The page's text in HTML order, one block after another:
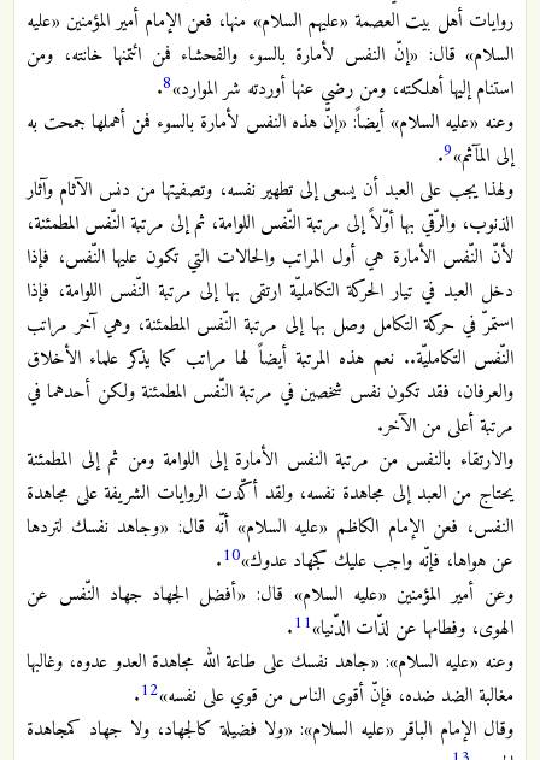
روايات أهل بيت العصمة «عليهم السلام» منها، فعن الإمام أمير المؤمنين «عليه
السلام» قال: «إنّ النفس لأمارة بالسوء والفحشاء فمن ائتمنها خانته، ومن
استنام إليها أهلكته، ومن رضي عنها أوردته شر الموارد»8
.
وعنه «عليه السلام» أيضاً: «إنّ هذه النفس لأمارة بالسوء فمن أهملها جمحت به
إلى المآثم»9
.
ولهذا يجب على العبد أن يسعى إلى تطهير نفسه، وتصفيتها من دنس الآثام وآثار
الذنوب، والرّقي بها أوّلاً إلى مرتبة النّفس اللوامة، ثم إلى مرتبة النّفس المطمئنة،
لأنّ النّفس الأمارة هي أول المراتب والحالات التي تكون عليها النّفس، فإذا
دخل العبد في تيار الحركة التكامليّة ارتقى بها إلى مرتبة النّفس اللوامة، فإذا
استمرّ في حركة التكامل وصل بها إلى مرتبة النّفس المطمئنة، وهي آخر مراتب
النّفس التكامليّة.. نعم هذه المرتبة أيضاً لها مراتب كما يذكر علماء الأخلاق
والعرفان، فقد تكون نفس شخصين في مرتبة النّفس المطمئنة ولكن أحدهما في
مرتبة أعلى من الآخر.
والارتقاء بالنفس من مرتبة النفس الأمارة إلى اللوامة ومن ثم إلى المطمئنة
يحتاج من العبد إلى مجاهدة نفسه، ولقد أكّدت الروايات الشريفة على مجاهدة
النفس، فعن الإمام الكاظم «عليه السلام» أنّه قال: «وجاهد نفسك لتردها
عن هواها، فإنّه واجب عليك كجهاد عدوك»10
.
وعن أمير المؤمنين «عليه السلام» قال: «أفضل الجهاد جهاد النّفس عن
الهوى، وفطامها عن لذّات الدّنيا»11
.
وعنه «عليه السلام»: «جاهد نفسك على طاعة الله مجاهدة العدو عدوه، وغالبها
مغالبة الضد ضده، فإنّ أقوى الناس من قوي على نفسه»12
.
وقال الإمام الباقر «عليه السلام»: «ولا فضيلة كالجهاد، ولا جهاد كمجاهدة